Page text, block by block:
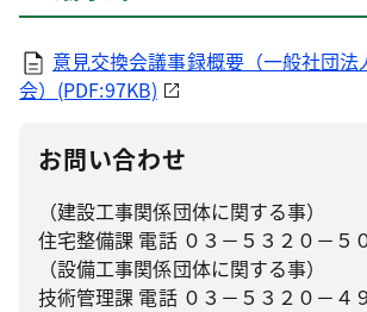
意見交換会議事録概要（一般社団
会）(PDF:97KB)
お問い合わせ
（建設工事関係団体に関する事）
住宅整備課 電話 ０３－５３２０－５
（設備工事関係団体に関する事）
技術管理課 電話 ０３－５３２０－４